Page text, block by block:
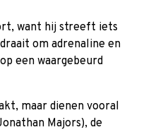
want hij streeft iets
om adrenaline en
een waargebeurd
maar dienen vooral
Majors), de